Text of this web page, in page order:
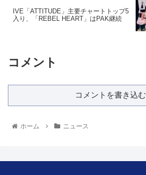
IVE「ATTITUDE」主要チャートトップ5
入り、「REBEL HEART」はPAK継続
コメント
コメントを書き込む
ホーム ニュース